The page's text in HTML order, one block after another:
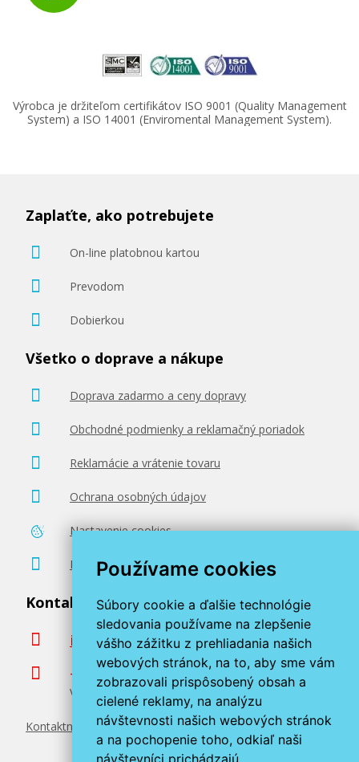
Používame cookies
Súbory cookie a ďalšie technológie
sledovania používame na zlepšenie
vášho zážitku z prehliadania našich
webových stránok, na to, aby sme vám
zobrazovali prispôsobený obsah a
cielené reklamy, na analýzu
návštevnosti našich webových stránok
a na pochopenie toho, odkiaľ naši
návštevníci prichádzajú.
Výrobca je držiteľom certifikátov ISO 9001 (Quality Management
System) a ISO 14001 (Enviromental Management System).
Zaplaťte, ako potrebujete
On-line platobnou kartou
Prevodom
Dobierkou
Všetko o doprave a nákupe
Doprava zadarmo a ceny dopravy
Obchodné podmienky a reklamačný poriadok
Reklamácie a vrátenie tovaru
Ochrana osobných údajov
Nastavenie cookies
Poradenstvo zadarmo
Kontaktujte nás
info@miroluk.sk
+420 377 222 313
Volajte v pracovné dni od 8. do 17. hod.
Kontaktné údaje